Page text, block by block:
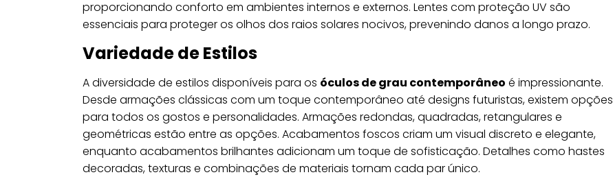
proporcionando conforto em ambientes internos e externos. Lentes com proteção UV são
essenciais para proteger os olhos dos raios solares nocivos, prevenindo danos a longo prazo.
Variedade de Estilos
A diversidade de estilos disponíveis para os óculos de grau contemporâneo é impressionante.
Desde armações clássicas com um toque contemporâneo até designs futuristas, existem opções
para todos os gostos e personalidades. Armações redondas, quadradas, retangulares e
geométricas estão entre as opções. Acabamentos foscos criam um visual discreto e elegante,
enquanto acabamentos brilhantes adicionam um toque de sofisticação. Detalhes como hastes
decoradas, texturas e combinações de materiais tornam cada par único.